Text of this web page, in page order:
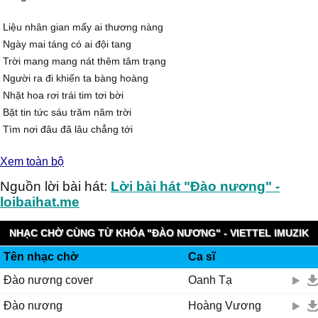
Liệu nhân gian mấy ai thương nàng
Ngày mai táng có ai đội tang
Trời mang mang nát thêm tâm trạng
Người ra đi khiến ta bàng hoàng
Nhặt hoa rơi trái tim tơi bời
Bặt tin tức sáu trăm năm trời
Tìm nơi đâu đã lâu chẳng tới
ĐK:
Gặp lại cô ta còn đau đáu
Rỏ thêm máu lên trang thơ nhàu
Tại sao mắt vẫn hay đỏ au
Ngoài trời mưa hay lệ chan chứa
Từng câu hứa xem như dư thừa
Lòng đau như triệu triệu vết cứa
Đám ma nàng vẫn chưa kịp đưa
Xem toàn bộ
Nguồn lời bài hát: Lời bài hát "Đào nương" -
loibaihat.me
NHẠC CHỜ CÙNG TỪ KHÓA "ĐÀO NƯƠNG" - VIETTEL IMUZIK
Tên nhạc chờ
Ca sĩ
Đào nương cover
Oanh Tạ
Đào nương Hoàng Vương